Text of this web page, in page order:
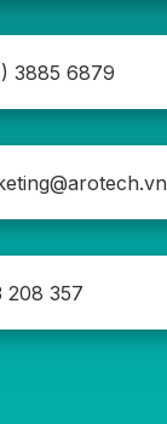
3885 6879
208 357